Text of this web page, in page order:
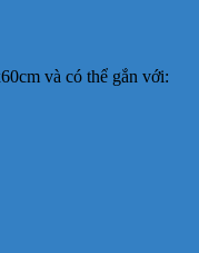
và có thể gắn với: